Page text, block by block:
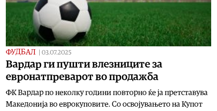
ФУДБАЛ 03.07.2025
Вардар ги пушти влезниците за
евронатпреварот во продажба
ФК Вардар по неколку години повторно ќе ја претставува
Македонија во еврокуповите. Со освојувањето на Купот